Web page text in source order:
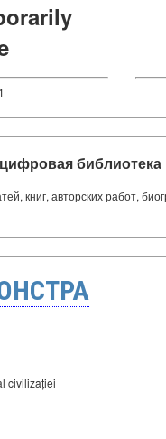
библиотека
книг, авторских работ,
civilizației